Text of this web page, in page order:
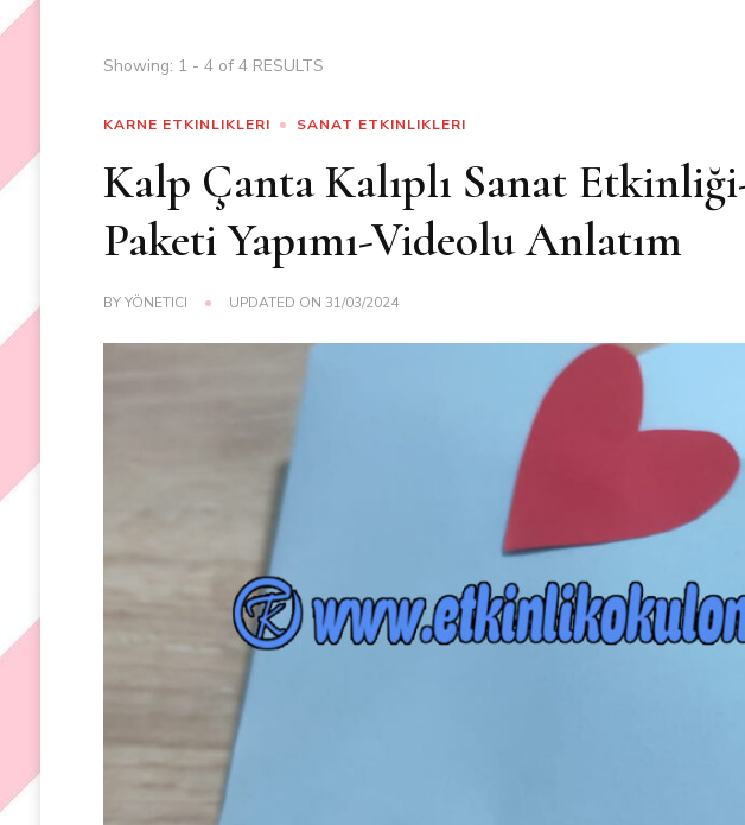
Showing: 1 - 4 of 4 RESULTS
KARNE ETKINLIKLERI SANAT ETKINLIKLERI
Kalp Çanta Kalıplı Sanat
Paketi Yapımı-Videolu Anlatım
BYYÖNETICI UPDATED ON 31/03/2024